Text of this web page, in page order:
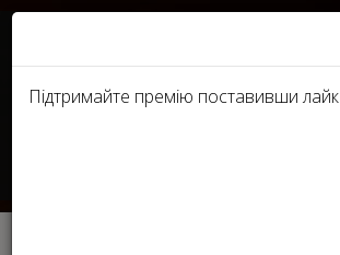
Підтримайте премію поставивши лайк